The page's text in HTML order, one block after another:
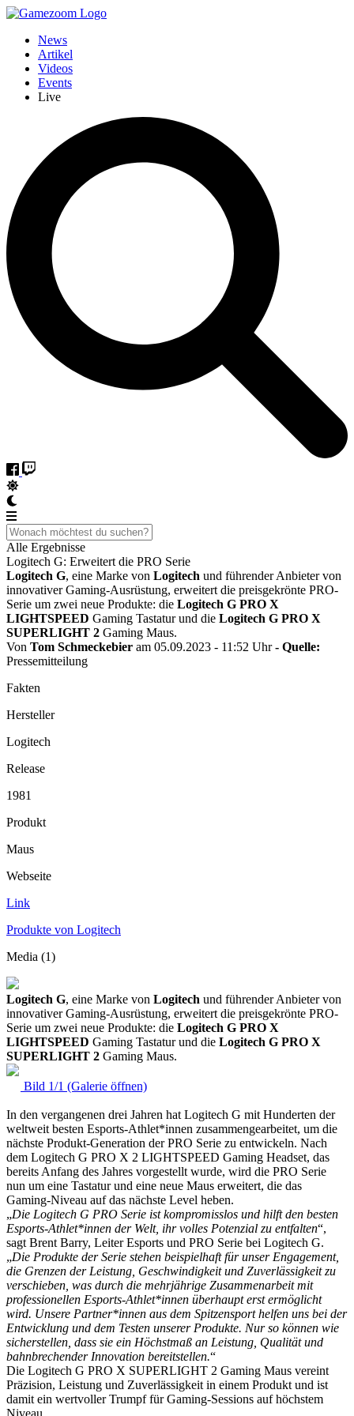
News
Artikel
Videos
Events
Live
Alle Ergebnisse
Logitech G: Erweitert die PRO Serie
Logitech G, eine Marke von Logitech und führender Anbieter von
innovativer Gaming-Ausrüstung, erweitert die preisgekrönte PRO-
Serie um zwei neue Produkte: die Logitech G PRO X
LIGHTSPEED Gaming Tastatur und die Logitech G PRO X
SUPERLIGHT 2 Gaming Maus.
Von Tom Schmeckebier am 05.09.2023 - 11:52 Uhr- Quelle:
Pressemitteilung
Fakten
Hersteller
Logitech
Release
1981
Produkt
Maus
Webseite
Link
Produkte von Logitech
Media (1)
Logitech G, eine Marke von Logitech und führender Anbieter von
innovativer Gaming-Ausrüstung, erweitert die preisgekrönte PRO-
Serie um zwei neue Produkte: die Logitech G PRO X
LIGHTSPEED Gaming Tastatur und die Logitech G PRO X
SUPERLIGHT 2 Gaming Maus.
Bild 1/1 (Galerie öffnen)
In den vergangenen drei Jahren hat Logitech G mit Hunderten der
weltweit besten Esports-Athlet*innen zusammengearbeitet, um die
nächste Produkt-Generation der PRO Serie zu entwickeln. Nach
dem Logitech G PRO X 2 LIGHTSPEED Gaming Headset, das
bereits Anfang des Jahres vorgestellt wurde, wird die PRO Serie
nun um eine Tastatur und eine neue Maus erweitert, die das
Gaming-Niveau auf das nächste Level heben.
„Die Logitech G PRO Serie ist kompromisslos und hilft den besten
Esports-Athlet*innen der Welt, ihr volles Potenzial zu entfalten“,
sagt Brent Barry, Leiter Esports und PRO Serie bei Logitech G.
„Die Produkte der Serie stehen beispielhaft für unser Engagement,
die Grenzen der Leistung, Geschwindigkeit und Zuverlässigkeit zu
verschieben, was durch die mehrjährige Zusammenarbeit mit
professionellen Esports-Athlet*innen überhaupt erst ermöglicht
wird. Unsere Partner*innen aus dem Spitzensport helfen uns bei der
Entwicklung und dem Testen unserer Produkte. Nur so können wie
sicherstellen, dass sie ein Höchstmaß an Leistung, Qualität und
bahnbrechender Innovation bereitstellen.“
Die Logitech G PRO X SUPERLIGHT 2 Gaming Maus vereint
Präzision, Leistung und Zuverlässigkeit in einem Produkt und ist
damit ein wertvoller Trumpf für Gaming-Sessions auf höchstem
Niveau.